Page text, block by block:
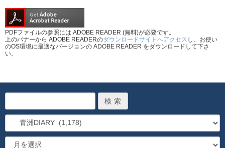
PDFファイルの参照には ADOBE READER (無料)が必要です。
上のバナーから ADOBE READERのダウンロードサイトへアクセス し、お使い
のOS環境に最適なバージョンの ADOBE READER をダウンロードして下さ
い。